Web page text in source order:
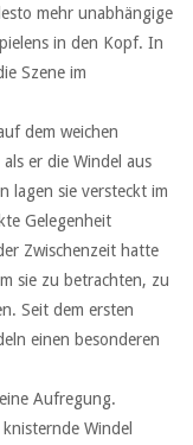
mehr unabhängige
in den Kopf. In
Szene im
dem weichen
er die Windel aus
lagen sie versteckt im
Gelegenheit
Zwischenzeit hatte
sie zu betrachten, zu
Seit dem ersten
einen besonderen
Aufregung.
Windel